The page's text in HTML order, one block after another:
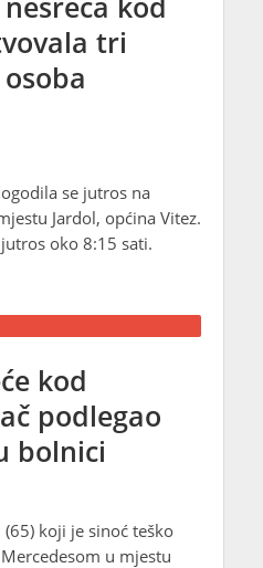
tri
se jutros na
Jardol, općina Vitez.
oko 8:15 sati.
kod
podlegao
bolnici
(65) koji je sinoć teško
u mjestu